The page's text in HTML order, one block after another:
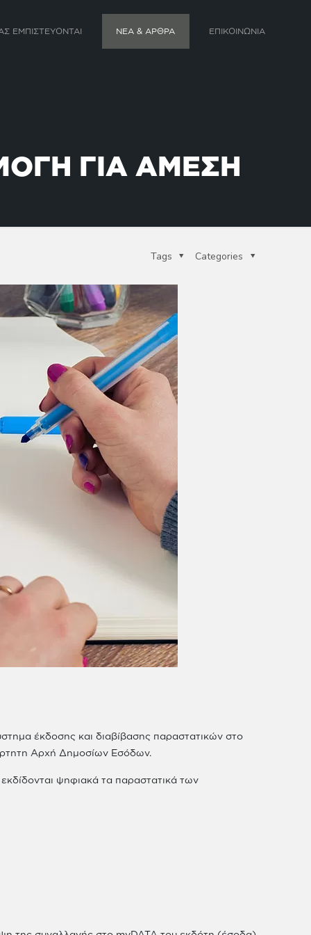
ΕΜΠΙΣΤΕΥΟΝΤΑΙ ΝΕΑ & ΑΡΘΡΑ ΕΠΙΚΟΙΝΩΝΙΑ
ΓΙΑ ΑΜΕΣΗ
Categories
Tags
έκδοσης και διαβίβασης παραστατικών στο
Αρχή Δημοσίων Εσόδων.
ψηφιακά τα παραστατικά των